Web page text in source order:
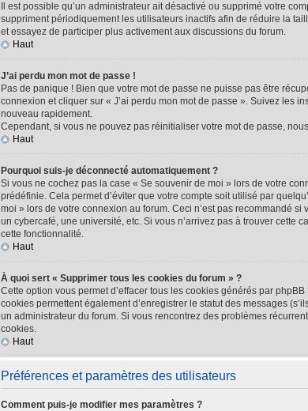
Il est possible qu’un administrateur ait désactivé ou supprimé votre
suppriment périodiquement les utilisateurs inactifs afin de réduire la
et essayez de participer plus activement aux discussions du forum.
Haut
J’ai perdu mon mot de passe !
Pas de panique ! Bien que votre mot de passe ne puisse pas être
connexion et cliquer sur « J’ai perdu mon mot de passe ». Suivez les
nouveau rapidement.
Cependant, si vous ne pouvez pas réinitialiser votre mot de passe,
Haut
Pourquoi suis-je déconnecté automatiquement ?
Si vous ne cochez pas la case « Se souvenir de moi » lors de votre
prédéfinie. Cela permet d’éviter que votre compte soit utilisé par
moi » lors de votre connexion au forum. Ceci n’est pas recommandé
un cybercafé, une université, etc. Si vous n’arrivez pas à trouver cette
cette fonctionnalité.
Haut
À quoi sert « Supprimer tous les cookies du forum » ?
Cette option vous permet d’effacer tous les cookies générés par
cookies permettent également d’enregistrer le statut des messages
un administrateur du forum. Si vous rencontrez des problèmes
cookies.
Haut
Préférences et paramètres des utilisateurs
Comment puis-je modifier mes paramètres ?